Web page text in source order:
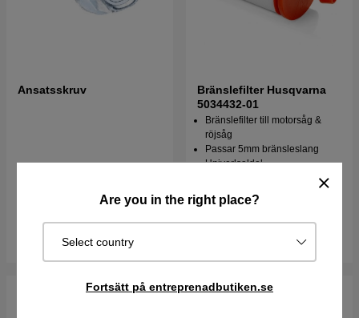
Are you in the right place?
Select country
Fortsätt på entreprenadbutiken.se
Ansatsskruv
Köp
Bränslefilter Husqvarna
5034432-01
Bränslefilter till motorsåg &
röjsåg
Passar 5mm bränsleslang
Univerlsaldel
Köp